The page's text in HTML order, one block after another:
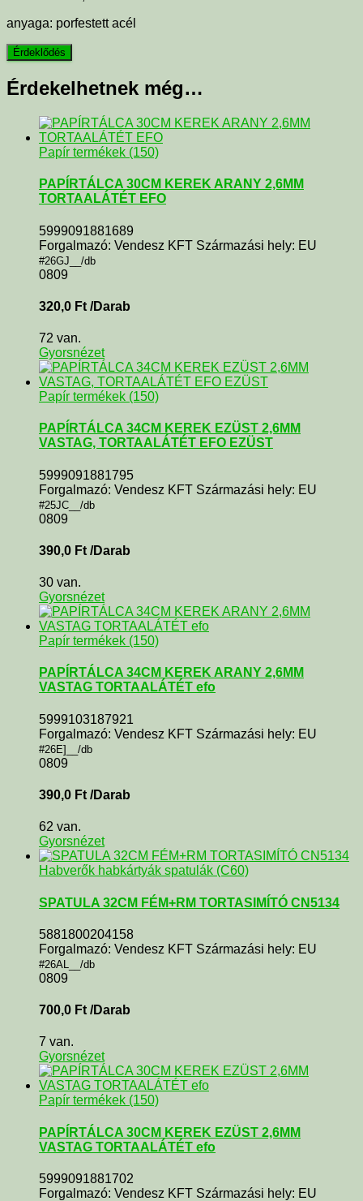
anyaga: porfestett acél
Érdekelhetnek még…
Papír termékek (150)
PAPÍRTÁLCA 30CM KEREK ARANY 2,6MM
TORTAALÁTÉT EFO
5999091881689
Forgalmazó: Vendesz KFT Származási hely: EU
#26GJ__/db
0809
320,0 Ft /Darab
72 van.
Gyorsnézet
Papír termékek (150)
PAPÍRTÁLCA 34CM KEREK EZÜST 2,6MM
VASTAG, TORTAALÁTÉT EFO EZÜST
5999091881795
Forgalmazó: Vendesz KFT Származási hely: EU
#25JC__/db
0809
390,0 Ft /Darab
30 van.
Gyorsnézet
Papír termékek (150)
PAPÍRTÁLCA 34CM KEREK ARANY 2,6MM
VASTAG TORTAALÁTÉT efo
5999103187921
Forgalmazó: Vendesz KFT Származási hely: EU
#26E]__/db
0809
390,0 Ft /Darab
62 van.
Gyorsnézet
Habverők habkártyák spatulák (C60)
SPATULA 32CM FÉM+RM TORTASIMÍTÓ CN5134
5881800204158
Forgalmazó: Vendesz KFT Származási hely: EU
#26AL__/db
0809
700,0 Ft /Darab
7 van.
Gyorsnézet
Papír termékek (150)
PAPÍRTÁLCA 30CM KEREK EZÜST 2,6MM
VASTAG TORTAALÁTÉT efo
5999091881702
Forgalmazó: Vendesz KFT Származási hely: EU